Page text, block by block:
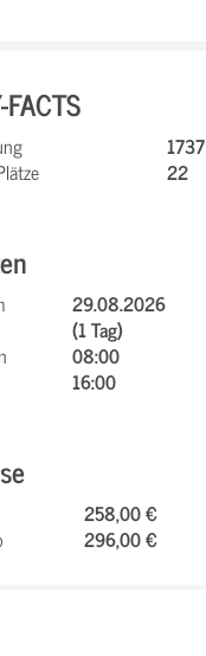
1737
22
29.08.2026
(1 Tag)
08:00
16:00
258,00 €
296,00 €